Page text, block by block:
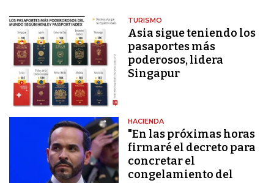
TURISMO
Asia sigue teniendo los
pasaportes más
poderosos, lidera
Singapur
HACIENDA
"En las próximas horas
firmaré el decreto para
concretar el
congelamiento del